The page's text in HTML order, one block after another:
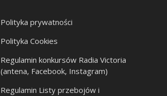
Polityka prywatności
Polityka Cookies
Regulamin konkursów Radia Victoria
(antena, Facebook, Instagram)
Regulamin Listy przebojów i